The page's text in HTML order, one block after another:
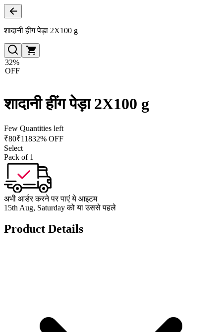
शादानी हींग पेड़ा 2X100 g
32%
OFF
शादानी हींग पेड़ा 2X100 g
Few Quantities left
₹80₹11832% OFF
Select
Pack of 1
अभी आर्डर करने पर पाएं ये आइटम
15th Aug, Saturday को या उससे पहले
Product Details